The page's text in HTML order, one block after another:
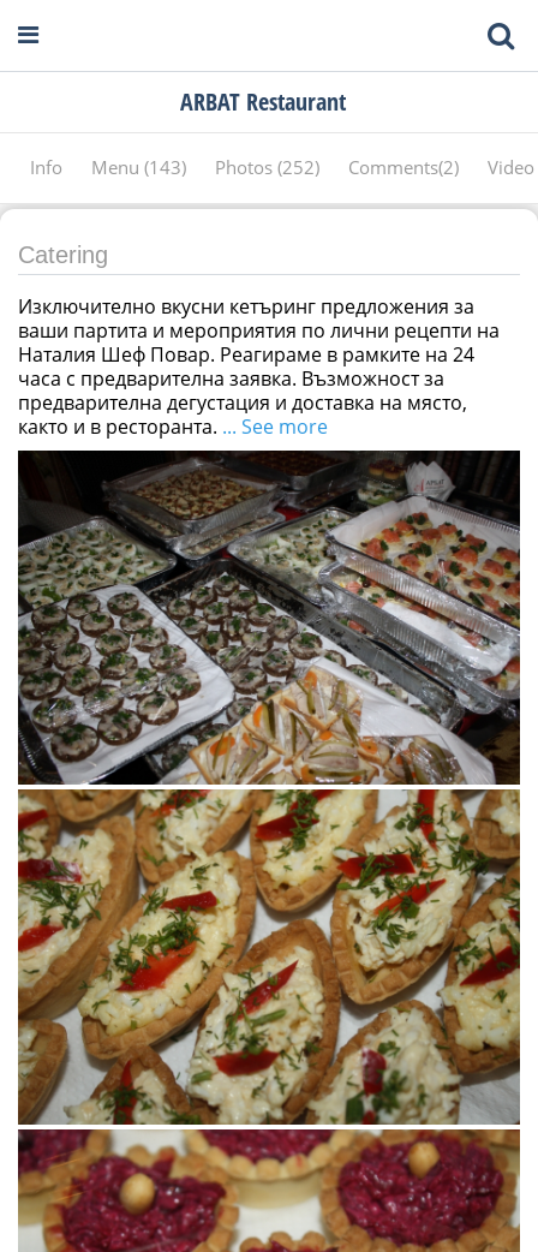
ARBAT Restaurant
Info Menu (143) Photos (252) Comments(2)
Catering
Изключително вкусни кетъринг предложения за
ваши партита и мероприятия по лични рецепти на
Наталия Шеф Повар. Реагираме в рамките на 24
часа с предварителна заявка. Възможност за
предварителна дегустация и доставка на място,
както и в ресторанта. ... See more